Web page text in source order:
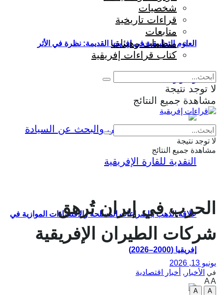
العلوم التطبيقية في إفريقيا القديمة: نظرة في الأثر
والمؤثرات
علاقة الذهب بالصراعات المسلحة والاقتصادات الموازية في
إفريقيا (2000–2026)
شخصيات
قراءات تاريخية
متابعات
منظمات وهيئات
كتاب قراءات إفريقية
لا توجد نتيجة
مشاهدة جميع النتائج
لا توجد نتيجة
مشاهدة جميع النتائج
الحرب في إيران تُرهق
شركات الطيران الإفريقية
يونيو 13, 2026
في الأخبار , أخبار اقتصادية
AA
A
A